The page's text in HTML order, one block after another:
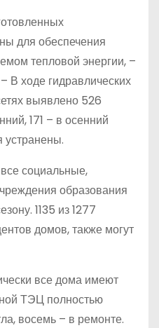
для обеспечения
тепловой энергии, –
В ходе гидравлических
выявлено 526
171 – в осенний
устранены.
социальные,
образования
1135 из 1277
домов, также могут
все дома имеют
ТЭЦ полностью
восемь – в ремонте.